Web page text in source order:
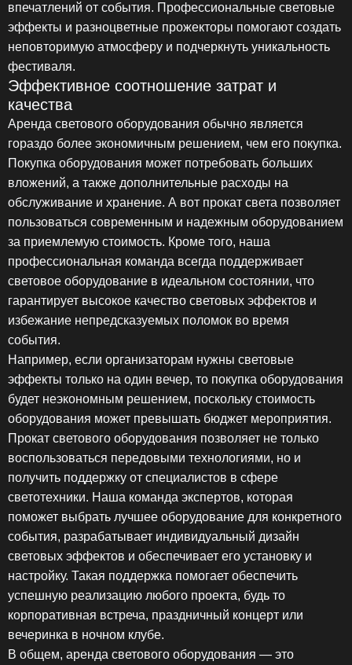
впечатлений от события. Профессиональные световые
эффекты и разноцветные прожекторы помогают создать
неповторимую атмосферу и подчеркнуть уникальность
фестиваля.
Эффективное соотношение затрат и
качества
Аренда светового оборудования обычно является
гораздо более экономичным решением, чем его покупка.
Покупка оборудования может потребовать больших
вложений, а также дополнительные расходы на
обслуживание и хранение. А вот прокат света позволяет
пользоваться современным и надежным оборудованием
за приемлемую стоимость. Кроме того, наша
профессиональная команда всегда поддерживает
световое оборудование в идеальном состоянии, что
гарантирует высокое качество световых эффектов и
избежание непредсказуемых поломок во время
события.
Например, если организаторам нужны световые
эффекты только на один вечер, то покупка оборудования
будет неэкономным решением, поскольку стоимость
оборудования может превышать бюджет мероприятия.
Прокат светового оборудования позволяет не только
воспользоваться передовыми технологиями, но и
получить поддержку от специалистов в сфере
светотехники. Наша команда экспертов, которая
поможет выбрать лучшее оборудование для конкретного
события, разрабатывает индивидуальный дизайн
световых эффектов и обеспечивает его установку и
настройку. Такая поддержка помогает обеспечить
успешную реализацию любого проекта, будь то
корпоративная встреча, праздничный концерт или
вечеринка в ночном клубе.
В общем, аренда светового оборудования — это